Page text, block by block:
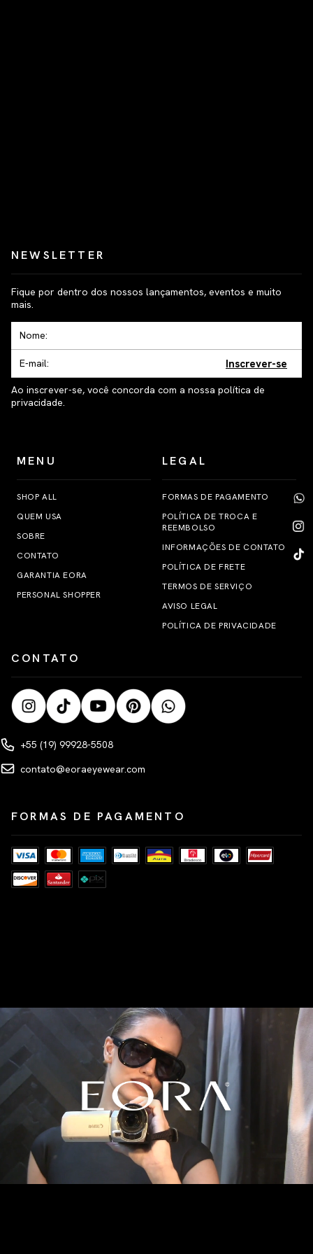
NEWSLETTER
Fique por dentro dos nossos lançamentos, eventos e muito
mais.
Inscrever-se
Ao inscrever-se, você concorda com a nossa política de
privacidade.
MENU
SHOP ALL
QUEM USA
SOBRE
CONTATO
GARANTIA EORA
PERSONAL SHOPPER
LEGAL
FORMAS DE PAGAMENTO
POLÍTICA DE TROCA E
REEMBOLSO
INFORMAÇÕES DE CONTATO
POLÍTICA DE FRETE
TERMOS DE SERVIÇO
AVISO LEGAL
POLÍTICA DE PRIVACIDADE
CONTATO
+55 (19) 99928-5508
contato@eoraeyewear.com
FORMAS DE PAGAMENTO